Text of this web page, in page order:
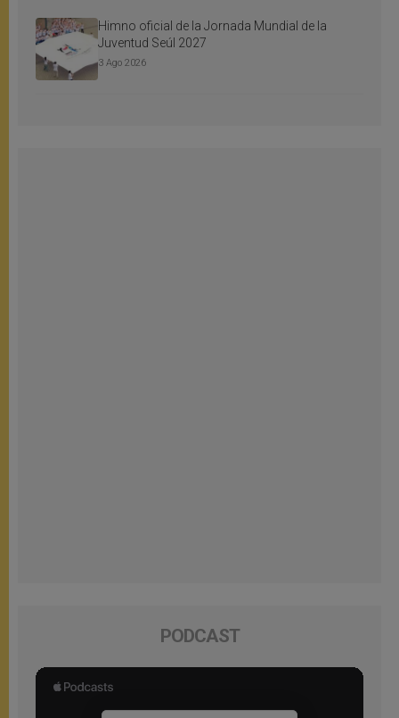
Himno oficial de la Jornada Mundial de la
Juventud Seúl 2027
3 Ago 2026
PODCAST